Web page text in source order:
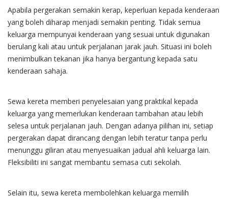
Apabila pergerakan semakin kerap, keperluan kepada kenderaan
yang boleh diharap menjadi semakin penting. Tidak semua
keluarga mempunyai kenderaan yang sesuai untuk digunakan
berulang kali atau untuk perjalanan jarak jauh. Situasi ini boleh
menimbulkan tekanan jika hanya bergantung kepada satu
kenderaan sahaja.
Sewa kereta memberi penyelesaian yang praktikal kepada
keluarga yang memerlukan kenderaan tambahan atau lebih
selesa untuk perjalanan jauh. Dengan adanya pilihan ini, setiap
pergerakan dapat dirancang dengan lebih teratur tanpa perlu
menunggu giliran atau menyesuaikan jadual ahli keluarga lain.
Fleksibiliti ini sangat membantu semasa cuti sekolah.
Selain itu, sewa kereta membolehkan keluarga memilih